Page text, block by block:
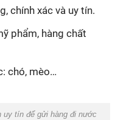
chính xác và uy tín.
phẩm, hàng chất
chó, mèo…
uy tín để gửi hàng đi nước